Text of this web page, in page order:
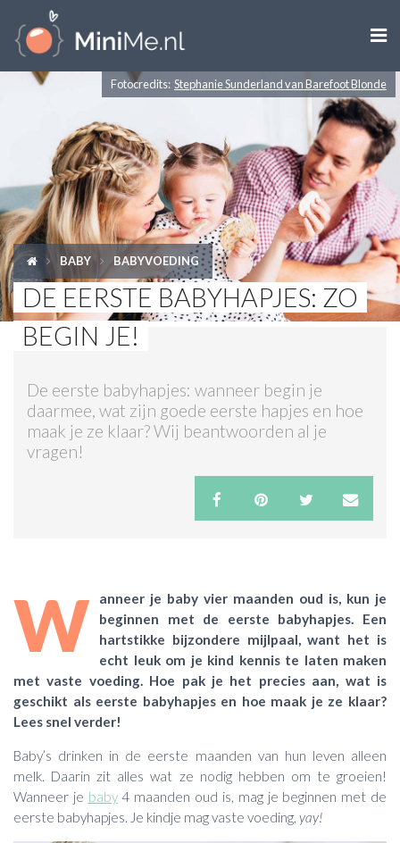

ZWANGER WORDEN
ZWANGER
PEUTER
KIND
LIFESTYLE
SHOPS
ACTIES & KORTING
Fotocredits: Stephanie Sunderland van Barefoot Blonde
BABY BABYVOEDING
DE EERSTE BABYHAPJES: ZO
BEGIN JE!
De eerste babyhapjes: wanneer begin je
daarmee, wat zijn goede eerste hapjes en hoe
maak je ze klaar? Wij beantwoorden al je
vragen!
W
anneer je baby vier maanden oud is, kun je
beginnen met de eerste babyhapjes. Een
hartstikke bijzondere mijlpaal, want het is
echt leuk om je kind kennis te laten maken
met vaste voeding. Hoe pak je het precies aan, wat is
geschikt als eerste babyhapjes en hoe maak je ze klaar?
Lees snel verder!
Baby’s drinken in de eerste maanden van hun leven alleen
melk. Daarin zit alles wat ze nodig hebben om te groeien!
Wanneer je baby4 maanden oud is, mag je beginnen met de
eerste babyhapjes. Je kindje mag vaste voeding, yay!